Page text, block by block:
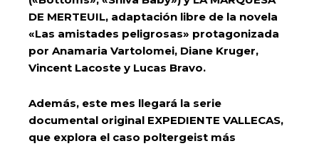
DE MERTEUIL, adaptación libre de la novela
«Las amistades peligrosas» protagonizada
por Anamaria Vartolomei, Diane Kruger,
Vincent Lacoste y Lucas Bravo.
Además, este mes llegará la serie
documental original EXPEDIENTE VALLECAS,
que explora el caso poltergeist más